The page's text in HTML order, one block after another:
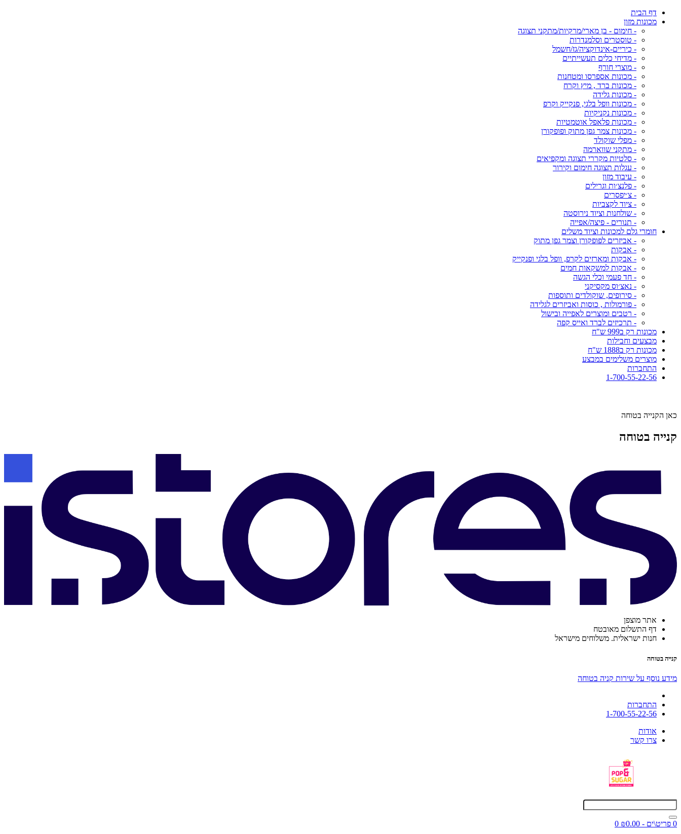
דף הבית
מכונות מזון
- חימום - בן מארי/מרקיות/מתקני תצוגה
- טוסטרים וסלמנדרות
- כיריים-אינדוקציה/גז/חשמל
- מדיחי כלים תעשייתיים
- מוצרי חורף
- מכונות אספרסו ומטחנות
- מכונות ברד , מיץ וקרח
- מכונות גלידה
- מכונות וופל בלגי, פנקייק וקרפ
- מכונות נקניקיות
- מכונות פלאפל אוטמטיות
- מכונות צמר גפן מתוק ופופקורן
- מפלי שוקולד
- מתקני שווארמה
- סלטיות מקררי תצוגה ומקפיאים
- עגלות תצוגה חימום וקירור
- עיבוד מזון
- פלנצ׳ות וגרילים
- צ׳יפסרים
- ציוד לקצביות
- שולחנות וציוד נירוסטה
- תנורים - פיצה/אפייה
חומרי גלם למכונות וציוד משלים
- אביזרים לפופקורן וצמר גפן מתוק
- אבקות
- אבקות ומארזים לקרפ, וופל בלגי ופנקייק
- אבקות למשקאות חמים
- חד פעמי וכלי הגשה
- נאצ׳וס מקסיקני
- סירופים, שוקולדים ותוספות
- פורמולות , כוסות ואביזרים לגלידה
- רטבים ומוצרים לאפייה ובישול
- תרכיזים לברד ואייס קפה
מכונות רק ב999 ש"ח
מבצעים וחבילות
מכונות רק ב1888 ש"ח
מוצרים משלימים במבצע
התחברות
1-700-55-22-56
כאן הקנייה בטוחה
קנייה בטוחה
אתר מוצפן
דף התשלום מאובטח
חנות ישראלית. משלוחים מישראל
קנייה בטוחה
מידע נוסף על שירות קניה בטוחה
התחברות
1-700-55-22-56
אודות
צרו קשר
0 פריט\ים - ₪0.00
0